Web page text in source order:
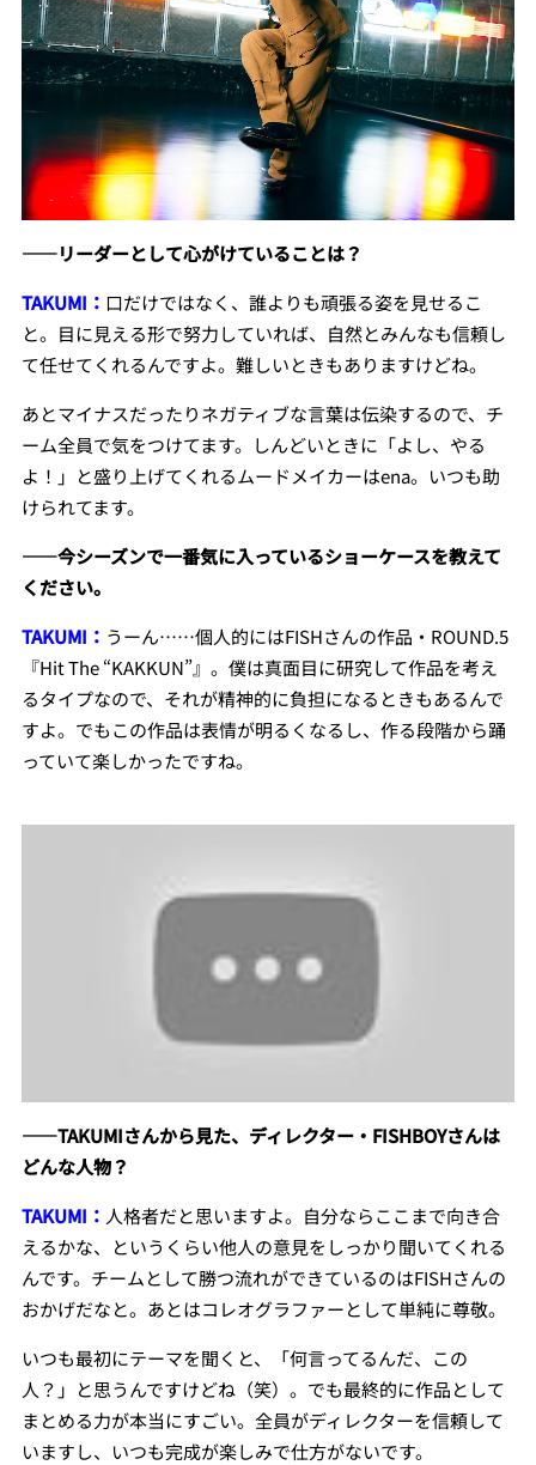
――リーダーとして心がけていることは？
TAKUMI： 口だけではなく、誰よりも頑張る姿を見せるこ
と。目に見える形で努力していれば、自然とみんなも信頼し
て任せてくれるんですよ。難しいときもありますけどね。
あとマイナスだったりネガティブな言葉は伝染するので、チ
ーム全員で気をつけてます。しんどいときに「よし、やる
よ！」と盛り上げてくれるムードメイカーはena。いつも助
けられてます。
――今シーズンで一番気に入っているショーケースを教えて
ください。
TAKUMI： うーん……個人的にはFISHさんの作品・ROUND.5
『Hit The “KAKKUN”』。僕は真面目に研究して作品を考え
るタイプなので、それが精神的に負担になるときもあるんで
すよ。でもこの作品は表情が明るくなるし、作る段階から踊
っていて楽しかったですね。
――TAKUMIさんから見た、ディレクター・FISHBOYさんは
どんな人物？
TAKUMI： 人格者だと思いますよ。自分ならここまで向き合
えるかな、というくらい他人の意見をしっかり聞いてくれる
んです。チームとして勝つ流れができているのはFISHさんの
おかげだなと。あとはコレオグラファーとして単純に尊敬。
いつも最初にテーマを聞くと、「何言ってるんだ、この
人？」と思うんですけどね（笑）。でも最終的に作品として
まとめる力が本当にすごい。全員がディレクターを信頼して
いますし、いつも完成が楽しみで仕方がないです。